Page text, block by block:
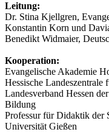
Leitung:
Dr. Stina Kjellgren,
Konstantin Korn und
Benedikt Widmaier,
Kooperation:
Evangelische Akademie
Hessische
Landesverband Hessen
Bildung
Professur für Didaktik der
Universität Gießen